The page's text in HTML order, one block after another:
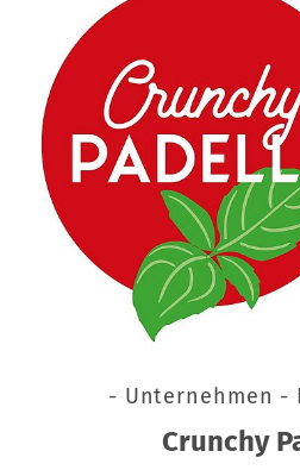
- Unternehmen -
Crunchy